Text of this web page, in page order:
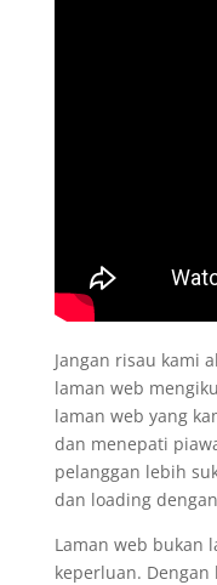
Jangan risau kami
laman web
laman web yang
dan menepati
pelanggan lebih
dan loading
Laman web bukan
keperluan.